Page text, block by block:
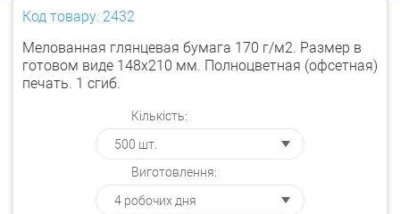
Код товару: 2432
Мелованная глянцевая бумага 170 г/м2. Размер в
готовом виде 148х210 мм. Полноцветная (офсетная)
печать. 1 сгиб.
Кількість:
Виготовлення: